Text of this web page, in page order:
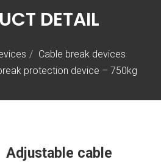
Cable break devices
protection device – 750kg
DETAIL
Adjustable cable